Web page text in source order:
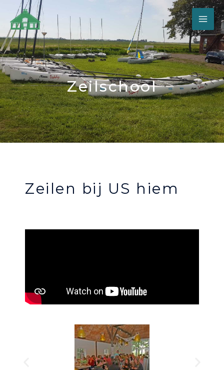
Zeilschool
Zeilen bij US hiem